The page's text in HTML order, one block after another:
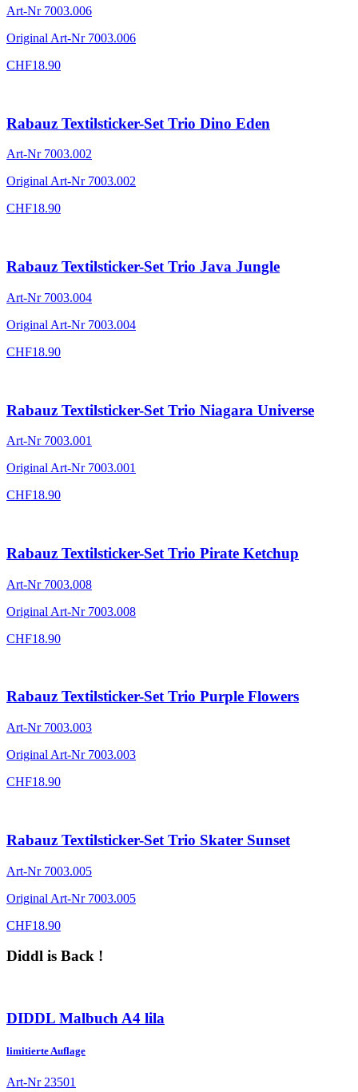
Art-Nr 7003.006
Original Art-Nr 7003.006
CHF18.90
Rabauz Textilsticker-Set Trio Dino Eden
Art-Nr 7003.002
Original Art-Nr 7003.002
CHF18.90
Rabauz Textilsticker-Set Trio Java Jungle
Art-Nr 7003.004
Original Art-Nr 7003.004
CHF18.90
Rabauz Textilsticker-Set Trio Niagara Universe
Art-Nr 7003.001
Original Art-Nr 7003.001
CHF18.90
Rabauz Textilsticker-Set Trio Pirate Ketchup
Art-Nr 7003.008
Original Art-Nr 7003.008
CHF18.90
Rabauz Textilsticker-Set Trio Purple Flowers
Art-Nr 7003.003
Original Art-Nr 7003.003
CHF18.90
Rabauz Textilsticker-Set Trio Skater Sunset
Art-Nr 7003.005
Original Art-Nr 7003.005
CHF18.90
Diddl is Back !
DIDDL Malbuch A4 lila
limitierte Auflage
Art-Nr 23501